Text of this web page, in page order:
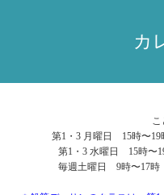
カ
こ
第1・3 月曜日 15時〜
第1・3 水曜日 15時
毎週土曜日 9時〜17